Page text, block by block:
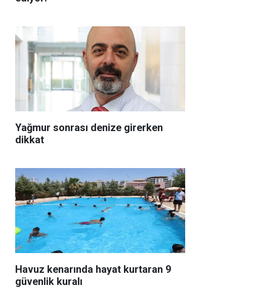
Yağmur sonrası denize girerken
dikkat
Havuz kenarında hayat kurtaran 9
güvenlik kuralı